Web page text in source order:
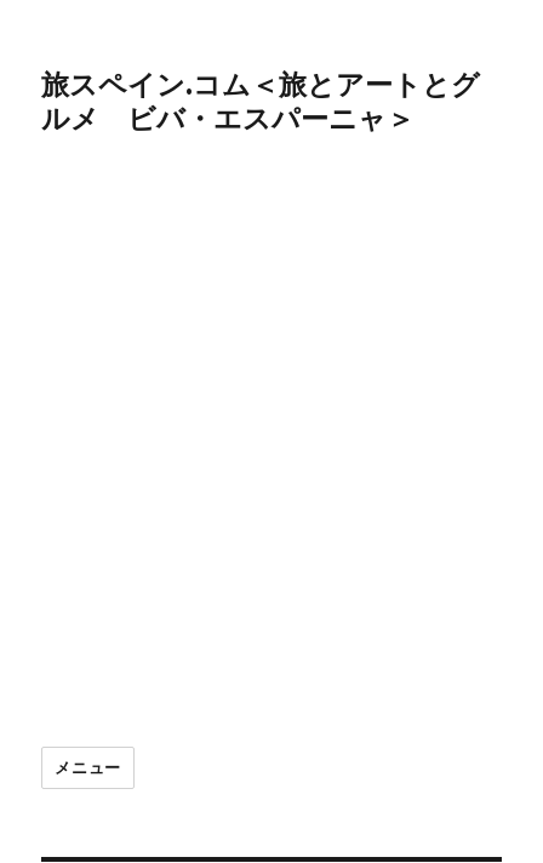
旅スペイン.コム＜旅とアートとグ
ルメ ビバ・エスパーニャ＞
メニュー